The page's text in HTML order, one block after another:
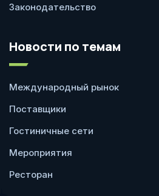
Законодательство
Новости по темам
Международный рынок
Поставщики
Гостиничные сети
Мероприятия
Ресторан